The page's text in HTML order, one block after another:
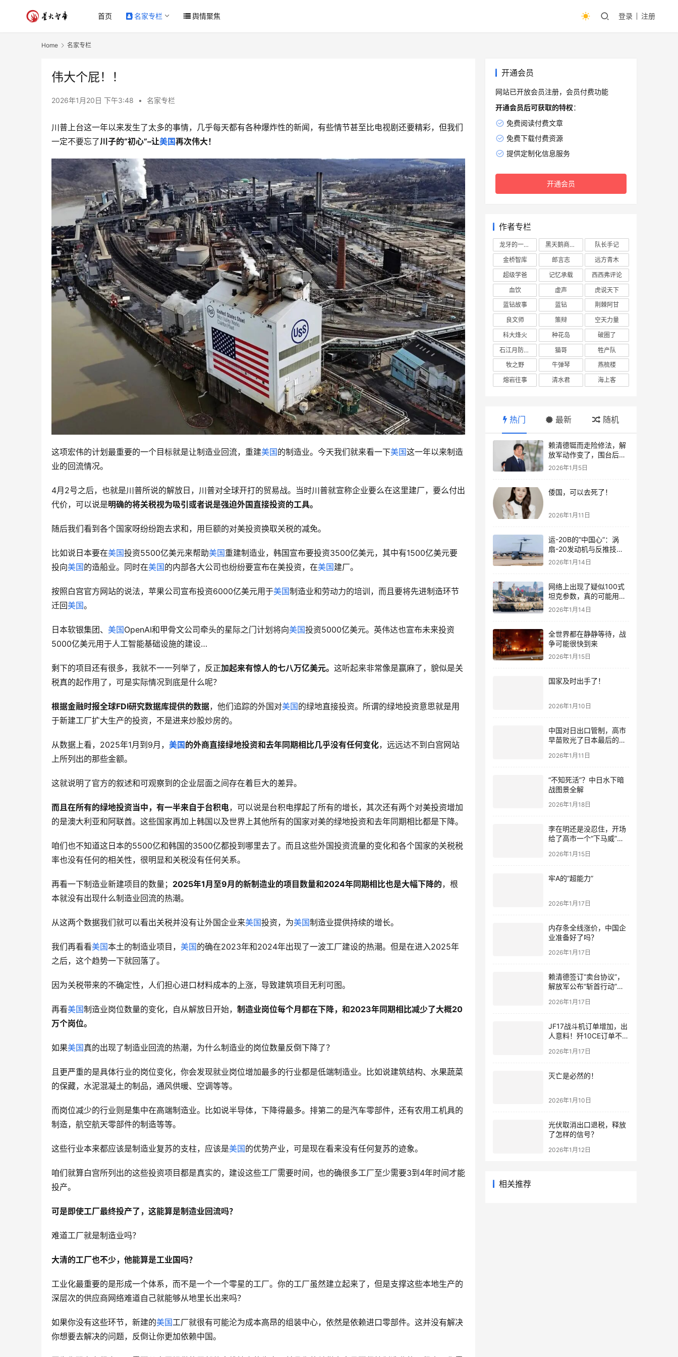
首页 名家专栏 舆情聚焦 登录 注册
Home 名家专栏
伟大个屁！！
2026年1月20日 下午3:48 • 名家专栏
川普上台这一年以来发生了太多的事情，几乎每天都有各种爆炸性的新闻，有些情节甚至比电视剧还要精彩，但我们
一定不要忘了川子的“初心”–让美国再次伟大！
这项宏伟的计划最重要的一个目标就是让制造业回流，重建美国的制造业。今天我们就来看一下美国这一年以来制造
业的回流情况。
4月2号之后，也就是川普所说的解放日，川普对全球开打的贸易战。当时川普就宣称企业要么在这里建厂，要么付出
代价，可以说是明确的将关税视为吸引或者说是强迫外国直接投资的工具。
随后我们看到各个国家呀纷纷跑去求和，用巨额的对美投资换取关税的减免。
比如说日本要在美国投资5500亿美元来帮助美国重建制造业，韩国宣布要投资3500亿美元，其中有1500亿美元要
投向美国的造船业。同时在美国的内部各大公司也纷纷要宣布在美投资，在美国建厂。
按照白宫官方网站的说法，苹果公司宣布投资6000亿美元用于美国制造业和劳动力的培训，而且要将先进制造环节
迁回美国。
日本软银集团、 美国OpenAI和甲骨文公司牵头的星际之门计划将向美国投资5000亿美元。英伟达也宣布未来投资
5000亿美元用于人工智能基础设施的建设…
剩下的项目还有很多，我就不一一列举了，反正加起来有惊人的七八万亿美元。 这听起来非常像是赢麻了，貌似是关
税真的起作用了，可是实际情况到底是什么呢？
根据金融时报全球FDI研究数据库提供的数据，他们追踪的外国对美国的绿地直接投资。所谓的绿地投资意思就是用
于新建工厂扩大生产的投资，不是进来炒股炒房的。
从数据上看，2025年1月到9月， 美国的外商直接绿地投资和去年同期相比几乎没有任何变化，远远达不到白宫网站
上所列出的那些金额。
这就说明了官方的叙述和可观察到的企业层面之间存在着巨大的差异。
而且在所有的绿地投资当中，有一半来自于台积电，可以说是台积电撑起了所有的增长，其次还有两个对美投资增加
的是澳大利亚和阿联酋。这些国家再加上韩国以及世界上其他所有的国家对美的绿地投资和去年同期相比都是下降。
咱们也不知道这日本的5500亿和韩国的3500亿都投到哪里去了。而且这些外国投资流量的变化和各个国家的关税税
率也没有任何的相关性，很明显和关税没有任何关系。
再看一下制造业新建项目的数量； 2025年1月至9月的新制造业的项目数量和2024年同期相比也是大幅下降的，根
本就没有出现什么制造业回流的热潮。
从这两个数据我们就可以看出关税并没有让外国企业来美国投资，为美国制造业提供持续的增长。
我们再看看美国本土的制造业项目， 美国的确在2023年和2024年出现了一波工厂建设的热潮。但是在进入2025年
之后，这个趋势一下就回落了。
因为关税带来的不确定性，人们担心进口材料成本的上涨，导致建筑项目无利可图。
再看美国制造业岗位数量的变化，自从解放日开始， 制造业岗位每个月都在下降，和2023年同期相比减少了大概20
万个岗位。
如果美国真的出现了制造业回流的热潮，为什么制造业的岗位数量反倒下降了？
且更严重的是具体行业的岗位变化，你会发现就业岗位增加最多的行业都是低端制造业。比如说建筑结构、水果蔬菜
的保藏，水泥混凝土的制品，通风供暖、空调等等。
而岗位减少的行业则是集中在高端制造业。比如说半导体，下降得最多。排第二的是汽车零部件，还有农用工机具的
制造，航空航天零部件的制造等等。
这些行业本来都应该是制造业复苏的支柱，应该是美国的优势产业，可是现在看来没有任何复苏的迹象。
咱们就算白宫所列出的这些投资项目都是真实的，建设这些工厂需要时间，也的确很多工厂至少需要3到4年时间才能
投产。
可是即使工厂最终投产了，这能算是制造业回流吗？
难道工厂就是制造业吗？
大清的工厂也不少，他能算是工业国吗？
工业化最重要的是形成一个体系，而不是一个一个零星的工厂。你的工厂虽然建立起来了，但是支撑这些本地生产的
深层次的供应商网络难道自己就能够从地里长出来吗？
如果你没有这些环节，新建的美国工厂就很有可能沦为成本高昂的组装中心，依然是依赖进口零部件。这并没有解决
你想要去解决的问题，反倒让你更加依赖中国。
开通会员
网站已开放会员注册，会员付费功能
开通会员后可获取的特权：
免费阅读付费文章
免费下载付费资源
提供定制化信息服务
开通会员
作者专栏
龙牙的一座山 黑天鹅商业情报站
队长手记
金桥智库
郎言志
远方青木
超级学爸
记忆承载
西西弗评论
血饮
虚声
虎说天下
蓝钻故事
蓝钻
荆棘阿甘
良文师
策辩
空天力量
科大烽火
种花岛
破圈了
石江月防务观察
猫哥
牲产队
牧之野
牛弹琴
燕梳楼
熔岩往事
清水君 海上客
热门 最新 随机
赖清德铤而走险修法，解
放军动作变了，围台后的
“真正杀招”曝光
2026年1月5日
倭国，可以去死了！
2026年1月11日
运-20B的“中国心”：涡
扇-20发动机与反推技术
大突破！
2026年1月14日
网络上出现了疑似100式
坦克参数，真的可能用了
钛合金装甲！
2026年1月14日
全世界都在静静等待，战
争可能很快到来
2026年1月15日
国家及时出手了！
2026年1月10日
中国对日出口管制，高市
早苗败光了日本最后的国
2026年1月11日
“不知死活”？中日水下暗
战图景全解
2026年1月18日
李在明还是没忍住，开场
给了高市一个“下马威”，
2026年1月15日
牢A的“超能力”
2026年1月17日
内存条全线涨价，中国企
业准备好了吗？
2026年1月17日
赖清德签订“卖台协议”，
解放军公布“斩首行动”画
2026年1月17日
JF17战斗机订单增加，出
人意料！歼10CE订单不要
2026年1月17日
灭亡是必然的！
2026年1月10日
光伏取消出口退税，释放
了怎样的信号？
2026年1月12日
相关推荐